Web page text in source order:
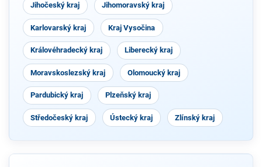
Jihočeský kraj Jihomoravský kraj
Karlovarský kraj Kraj Vysočina
Královéhradecký kraj Liberecký kraj
Moravskoslezský kraj Olomoucký kraj
Pardubický kraj Plzeňský kraj
Středočeský kraj Ústecký kraj Zlínský kraj